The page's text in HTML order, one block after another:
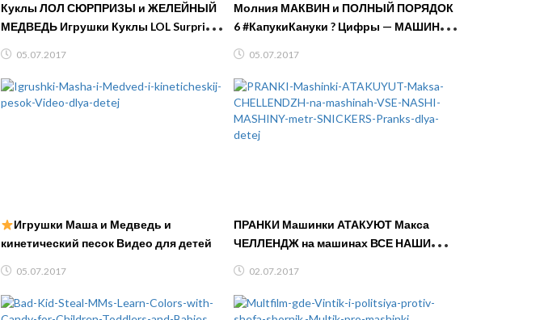
Куклы ЛОЛ СЮРПРИЗЫ и ЖЕЛЕЙНЫЙ
МЕДВЕДЬ Игрушки Куклы LOL Surprise
05.07.2017
Молния МАКВИН и ПОЛНЫЙ ПОРЯДОК
6 #КапукиКануки ? Цифры — МАШИНКИ
05.07.2017
Игрушки Маша и Медведь и
кинетический песок Видео для детей
05.07.2017
ПРАНКИ Машинки АТАКУЮТ Макса
ЧЕЛЛЕНДЖ на машинах ВСЕ НАШИ
детей
02.07.2017